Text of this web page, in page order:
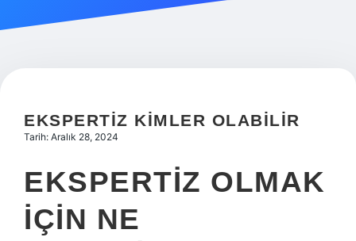
Hakkımızda
EKSPERTIZ KIMLER OLABILIR
Tarih: Aralık 28, 2024
EKSPERTIZ OLMAK
IÇIN NE